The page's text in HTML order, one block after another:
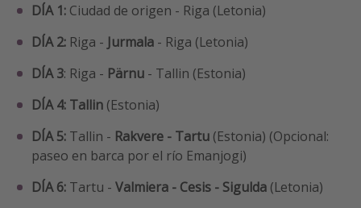
DÍA 1: Ciudad de origen - Riga (Letonia)
DÍA 2: Riga - Jurmala - Riga (Letonia)
DÍA 3: Riga - Pärnu - Tallin (Estonia)
DÍA 4: Tallin (Estonia)
DÍA 5: Tallin - Rakvere - Tartu (Estonia) (Opcional:
paseo en barca por el río Emanjogi)
DÍA 6: Tartu - Valmiera - Cesis - Sigulda (Letonia)